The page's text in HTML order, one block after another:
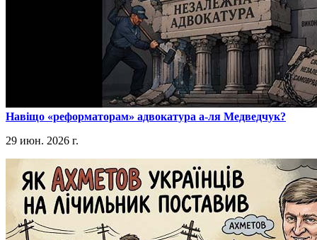
​Навіщо «реформаторам» адвокатура а-ля Медведчук?
29 июн. 2026 г.